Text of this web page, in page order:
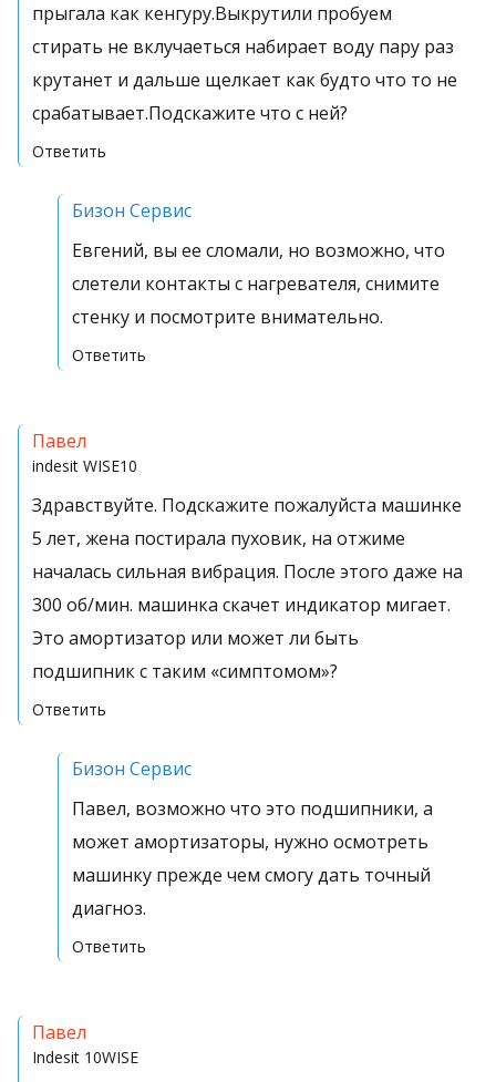
прыгала как кенгуру.Выкрутили пробуем
стирать не вклучаеться набирает воду пару раз
крутанет и дальше щелкает как будто что то не
срабатывает.Подскажите что с ней?
Ответить
Бизон Сервис
Евгений, вы ее сломали, но возможно, что
слетели контакты с нагревателя, снимите
стенку и посмотрите внимательно.
Ответить
Павел
indesit WISE10
Здравствуйте. Подскажите пожалуйста машинке
5 лет, жена постирала пуховик, на отжиме
началась сильная вибрация. После этого даже на
300 об/мин. машинка скачет индикатор мигает.
Это амортизатор или может ли быть
подшипник с таким «симптомом»?
Ответить
Бизон Сервис
Павел, возможно что это подшипники, а
может амортизаторы, нужно осмотреть
машинку прежде чем смогу дать точный
диагноз.
Ответить
Павел
Indesit 10WISE